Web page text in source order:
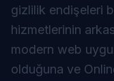
gizlilik endişeleri
hizmetlerinin
modern web
olduğuna ve